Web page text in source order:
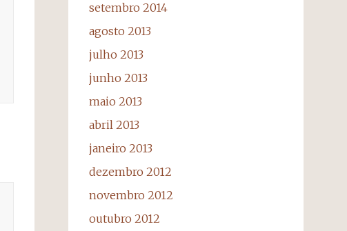
setembro 2014
agosto 2013
julho 2013
junho 2013
maio 2013
abril 2013
janeiro 2013
dezembro 2012
novembro 2012
outubro 2012